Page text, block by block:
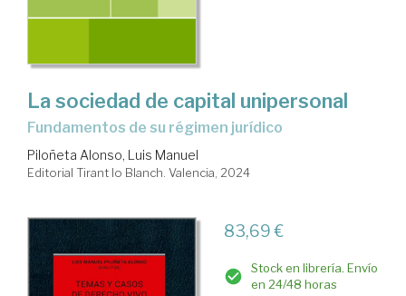
La sociedad de capital unipersonal
Fundamentos de su régimen jurídico
Piloñeta Alonso, Luis Manuel
Editorial Tirant lo Blanch. Valencia, 2024
83,69 €
Stock en librería. Envío
en 24/48 horas